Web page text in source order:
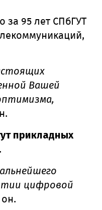
за 95 лет СПбГУТ
Вашей
прикладных
цифровой